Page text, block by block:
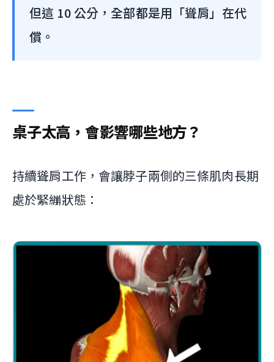
但這 10 公分，全部都是用「聳肩」在代
償。
桌子太高，會影響哪些地方？
持續聳肩工作，會讓脖子兩側的三條肌肉長期
處於緊繃狀態：